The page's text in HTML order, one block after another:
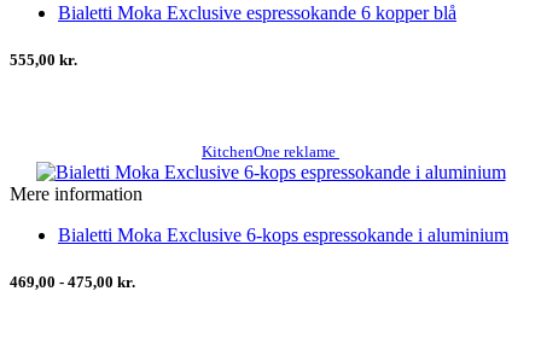
Bialetti Moka Exclusive espressokande 6 kopper blå
555,00 kr.
KitchenOne reklame
Mere information
Bialetti Moka Exclusive 6-kops espressokande i aluminium
469,00 - 475,00 kr.